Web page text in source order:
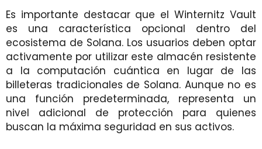
Es importante destacar que el Winternitz Vault
es una característica opcional dentro del
ecosistema de Solana. Los usuarios deben optar
activamente por utilizar este almacén resistente
a la computación cuántica en lugar de las
billeteras tradicionales de Solana. Aunque no es
una función predeterminada, representa un
nivel adicional de protección para quienes
buscan la máxima seguridad en sus activos.